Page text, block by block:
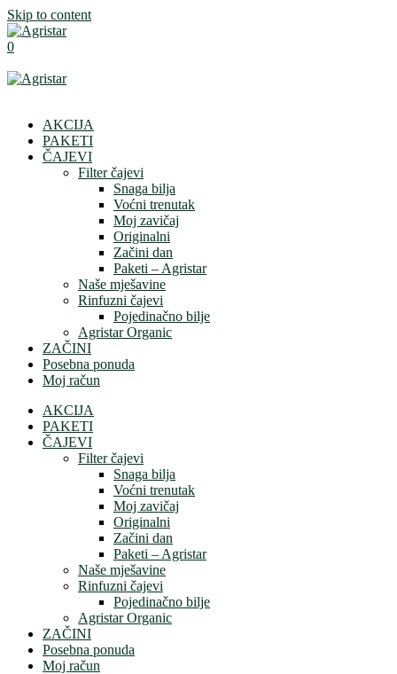
Skip to content
0
AKCIJA
PAKETI
ČAJEVI
Filter čajevi
Snaga bilja
Voćni trenutak
Moj zavičaj
Originalni
Začini dan
Paketi – Agristar
Naše mješavine
Rinfuzni čajevi
Pojedinačno bilje
Agristar Organic
ZAČINI
Posebna ponuda
Moj račun
AKCIJA
PAKETI
ČAJEVI
Filter čajevi
Snaga bilja
Voćni trenutak
Moj zavičaj
Originalni
Začini dan
Paketi – Agristar
Naše mješavine
Rinfuzni čajevi
Pojedinačno bilje
Agristar Organic
ZAČINI
Posebna ponuda
Moj račun